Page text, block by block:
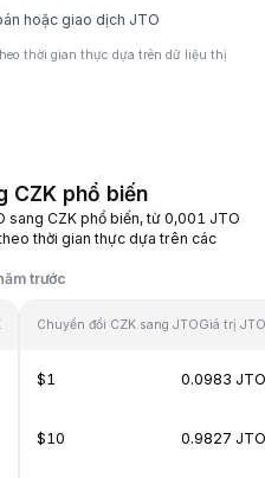
hoặc giao dịch JTO
thời gian thực dựa trên dữ liệu thị
CZK phổ biến
sang CZK phổ biến, từ 0,001 JTO
thời gian thực dựa trên các
trước
Chuyển đổi CZK sang JTOGiá trị JTO
$1 0.0983 JTO
$10 0.9827 JTO